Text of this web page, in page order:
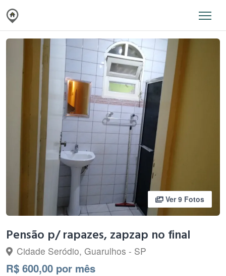
Ver 9 Fotos
Pensão p/ rapazes, zapzap no final
Cidade Seródio, Guarulhos - SP
R$ 600,00 por mês